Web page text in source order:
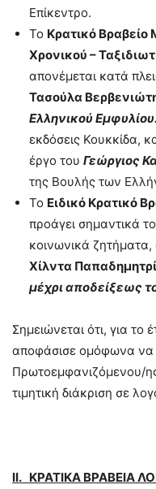
Επίκεντρο.
Το Κρατικό Βραβείο
Χρονικού –
απονέμεται κατά
Τασούλα
Ελληνικού
εκδόσεις Κουκκίδα,
έργο του Γεώργιος
της Βουλής των
Το Ειδικό Κρατικό
προάγει σημαντικά
κοινωνικά
Χίλντα
μέχρι αποδείξεως
Σημειώνεται ότι, για το
αποφάσισε ομόφωνα να
Πρωτοεμφανιζόμενου/
τιμητική διάκριση σε
ΙΙ. ΚΡΑΤΙΚΑ ΒΡΑΒΕΙΑ